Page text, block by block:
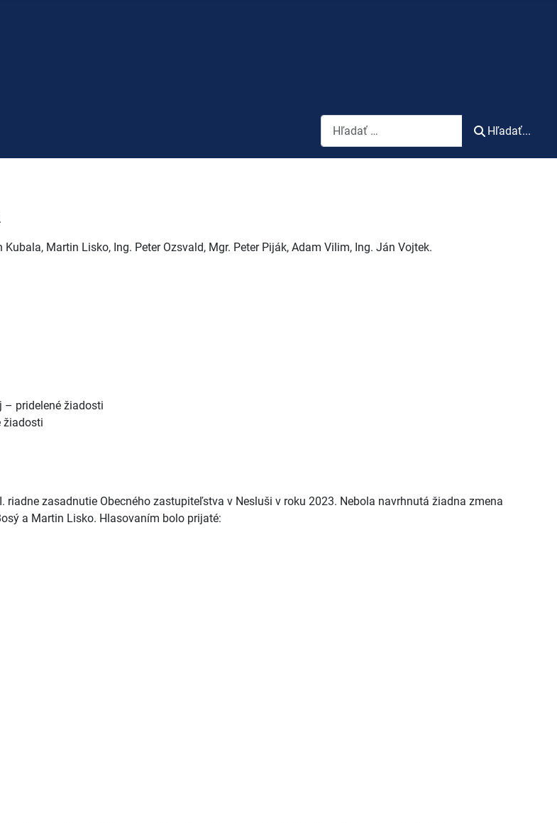
Vyhľadávanie
Hľadať...
Martin Lisko, Ing. Peter Ozsvald, Mgr. Peter Piják, Adam Vilim, Ing. Ján Vojtek.
– pridelené žiadosti
žiadosti
zasadnutie Obecného zastupiteľstva v Nesluši v roku 2023. Nebola navrhnutá žiadna zmena
a Martin Lisko. Hlasovaním bolo prijaté: